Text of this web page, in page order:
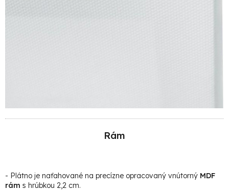
Rám
- Plátno je naťahované na precízne opracovaný vnútorný MDF
rám s hrúbkou 2,2 cm.